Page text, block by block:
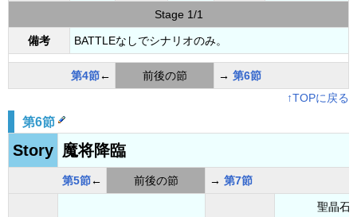
Stage 1/1
備考 BATTLEなしでシナリオのみ。
第4節← 前後の節 → 第6節
↑TOPに戻る
第6節
Story 魔将降臨
第5節← 前後の節 → 第7節
聖晶石